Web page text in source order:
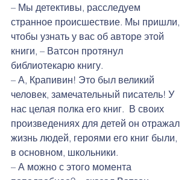
– Мы детективы, расследуем
странное происшествие. Мы пришли,
чтобы узнать у вас об авторе этой
книги, – Ватсон протянул
библиотекарю книгу.
– А, Крапивин! Это был великий
человек, замечательный писатель! У
нас целая полка его книг.  В своих
произведениях для детей он отражал
жизнь людей, героями его книг были,
в основном, школьники.
– А можно с этого момента